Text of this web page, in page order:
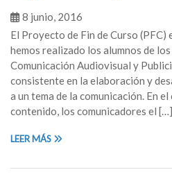
8 junio, 2016
El Proyecto de Fin de Curso (PFC)
hemos realizado los alumnos de
Comunicación Audiovisual y
consistente en la elaboración y
a un tema de la comunicación. En
contenido, los comunicadores el […]
LEER MÁS